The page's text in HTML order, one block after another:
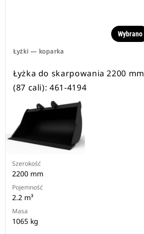
Łyżki — koparka
Wybrano
Łyżka do skarpowania 2200 mm
(87 cali): 461-4194
Szerokość
2200 mm
Pojemność
2.2 m³
Masa
1065 kg